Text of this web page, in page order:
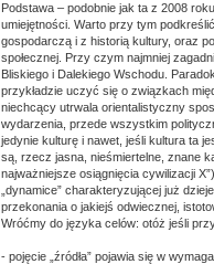
Podstawa – podobnie jak ta z 2008
umiejętności. Warto przy tym
gospodarczą i z historią kultury, oraz
społecznej. Przy czym najmniej
Bliskiego i Dalekiego Wschodu.
przykładzie uczyć się o związkach
niechcący utrwala orientalistyczny
wydarzenia, przede wszystkim
jedynie kulturę i nawet, jeśli kultura ta
są, rzecz jasna, nieśmiertelne, znane
najważniejsze osiągnięcia cywilizacji
„dynamice” charakteryzującej już
przekonania o jakiejś odwiecznej,
Wróćmy do języka celów: otóż jeśli
- pojęcie „źródła” pojawia się w